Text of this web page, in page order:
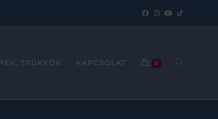
TRÜKKÖK KAPCSOLAT 0